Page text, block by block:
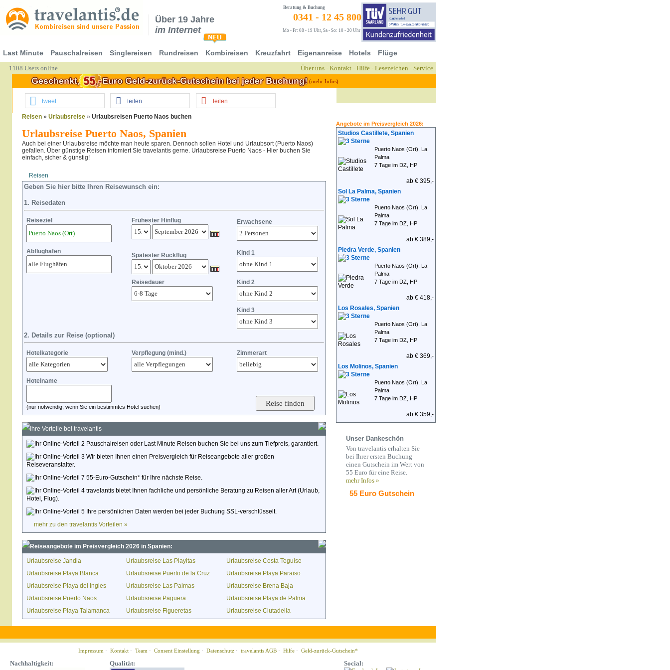
Über 19 Jahre
im Internet
Beratung & Buchung
0341 - 12 45 800
Mo - Fr: 08 - 19 Uhr, Sa - So: 10 - 20 Uhr
Last Minute Pauschalreisen Singlereisen Rundreisen Kombireisen Kreuzfahrt Eigenanreise Hotels Flüge
1108 Users online Über uns · Kontakt · Hilfe · Lesezeichen · Service
(mehr Infos)
tweet teilen teilen
Reisen » Urlaubsreise » Urlaubsreisen Puerto Naos buchen
Urlaubsreise Puerto Naos, Spanien
Auch bei einer Urlaubsreise möchte man heute sparen. Dennoch sollen Hotel und Urlaubsort (Puerto Naos)
gefallen. Über günstige Reisen infomiert Sie travelantis gerne. Urlaubsreise Puerto Naos - Hier buchen Sie
einfach, sicher & günstig!
Reisen
Geben Sie hier bitte Ihren Reisewunsch ein:
1. Reisedaten
Reiseziel Frühester Hinflug Erwachsene
Abflughafen
Spätester Rückflug Kind 1
Reisedauer Kind 2
Kind 3
2. Details zur Reise (optional)
Hotelkategorie Verpflegung (mind.) Zimmerart
Hotelname
(nur notwendig, wenn Sie ein bestimmtes Hotel suchen)
Ihre Vorteile bei travelantis
Pauschalreisen oder Last Minute Reisen buchen Sie bei uns zum Tiefpreis, garantiert.
Wir bieten Ihnen einen Preisvergleich für Reiseangebote aller großen
Reiseveranstalter.
55-Euro-Gutschein* für Ihre nächste Reise.
travelantis bietet Ihnen fachliche und persönliche Beratung zu Reisen aller Art (Urlaub,
Hotel, Flug).
Ihre persönlichen Daten werden bei jeder Buchung SSL-verschlüsselt.
mehr zu den travelantis Vorteilen »
Reiseangebote im Preisvergleich 2026 in Spanien:
Urlaubsreise Jandia Urlaubsreise Las Playitas
Urlaubsreise Costa Teguise
Urlaubsreise Playa Blanca
Urlaubsreise Puerto de la Cruz
Urlaubsreise Playa Paraiso
Urlaubsreise Playa del Ingles
Urlaubsreise Las Palmas
Urlaubsreise Brena Baja
Urlaubsreise Puerto Naos
Urlaubsreise Paguera
Urlaubsreise Playa de Palma
Urlaubsreise Playa Talamanca
Urlaubsreise Figueretas Urlaubsreise Ciutadella
Angebote im Preisvergleich 2026:
Studios Castillete, Spanien
Puerto Naos (Ort), La
Palma
7 Tage im DZ, HP
ab € 395,-
Sol La Palma, Spanien
Puerto Naos (Ort), La
Palma
7 Tage im DZ, HP
ab € 389,-
Piedra Verde, Spanien
Puerto Naos (Ort), La
Palma
7 Tage im DZ, HP
ab € 418,-
Los Rosales, Spanien
Puerto Naos (Ort), La
Palma
7 Tage im DZ, HP
ab € 369,-
Los Molinos, Spanien
Puerto Naos (Ort), La
Palma
7 Tage im DZ, HP
ab € 359,-
Unser Dankeschön
Von travelantis erhalten Sie
bei Ihrer ersten Buchung
einen Gutschein im Wert von
55 Euro für eine Reise.
mehr Infos »
55 Euro Gutschein
Impressum · Kontakt · Team · Consent Einstellung · Datenschutz · travelantis AGB · Hilfe · Geld-zurück-Gutschein*
Nachhaltigkeit: Qualität: Social: